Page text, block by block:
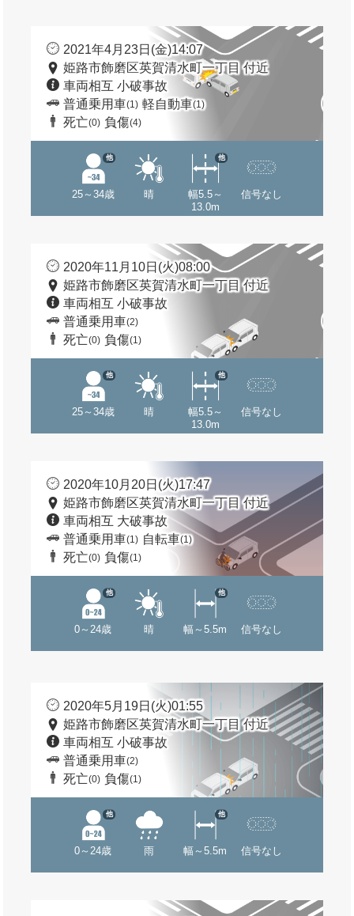
2021年4月23日(金)14:07
姫路市飾磨区英賀清水町一丁目 付近
車両相互 小破事故
普通乗用車(1) 軽自動車(1)
死亡(0) 負傷(4)
25～34歳
他
晴
幅5.5～
13.0m
他
信号なし
2020年11月10日(火)08:00
姫路市飾磨区英賀清水町一丁目 付近
車両相互 小破事故
普通乗用車(2)
死亡(0) 負傷(1)
25～34歳
他
晴
幅5.5～
13.0m
他
信号なし
2020年10月20日(火)17:47
姫路市飾磨区英賀清水町一丁目 付近
車両相互 大破事故
普通乗用車(1) 自転車(1)
死亡(0) 負傷(1)
0～24歳
他
晴 幅～5.5m
他
信号なし
2020年5月19日(火)01:55
姫路市飾磨区英賀清水町一丁目 付近
車両相互 小破事故
普通乗用車(2)
死亡(0) 負傷(1)
0～24歳
他
雨 幅～5.5m
他
信号なし